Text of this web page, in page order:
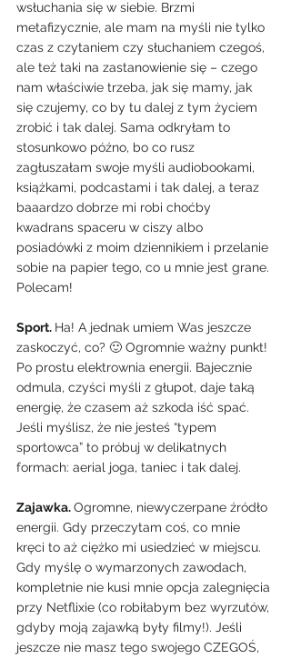
wsłuchania się w siebie. Brzmi
metafizycznie, ale mam na myśli nie tylko
czas z czytaniem czy słuchaniem czegoś,
ale też taki na zastanowienie się – czego
nam właściwie trzeba, jak się mamy, jak
się czujemy, co by tu dalej z tym życiem
zrobić i tak dalej. Sama odkryłam to
stosunkowo późno, bo co rusz
zagłuszałam swoje myśli audiobookami,
książkami, podcastami i tak dalej, a teraz
baaardzo dobrze mi robi choćby
kwadrans spaceru w ciszy albo
posiadówki z moim dziennikiem i przelanie
sobie na papier tego, co u mnie jest grane.
Polecam!
Sport. Ha! A jednak umiem Was jeszcze
zaskoczyć, co? 🙂 Ogromnie ważny punkt!
Po prostu elektrownia energii. Bajecznie
odmula, czyści myśli z głupot, daje taką
energię, że czasem aż szkoda iść spać.
Jeśli myślisz, że nie jesteś “typem
sportowca” to próbuj w delikatnych
formach: aerial joga, taniec i tak dalej.
Zajawka. Ogromne, niewyczerpane źródło
energii. Gdy przeczytam coś, co mnie
kręci to aż ciężko mi usiedzieć w miejscu.
Gdy myślę o wymarzonych zawodach,
kompletnie nie kusi mnie opcja zalegnięcia
przy Netflixie (co robiłabym bez wyrzutów,
gdyby moją zajawką były filmy!). Jeśli
jeszcze nie masz tego swojego CZEGOŚ,